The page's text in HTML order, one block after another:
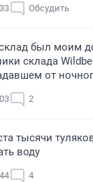
Обсудить
был моим
склада
от
2
тысячи
воду
4